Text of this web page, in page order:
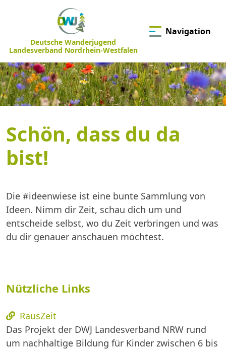
Deutsche Wanderjugend
Landesverband Nordrhein-Westfalen
Navigation
Schön, dass du da
bist!
Die #ideenwiese ist eine bunte Sammlung von
Ideen. Nimm dir Zeit, schau dich um und
entscheide selbst, wo du Zeit verbringen und was
du dir genauer anschauen möchtest.
Nützliche Links
RausZeit
Das Projekt der DWJ Landesverband NRW rund
um nachhaltige Bildung für Kinder zwischen 6 bis